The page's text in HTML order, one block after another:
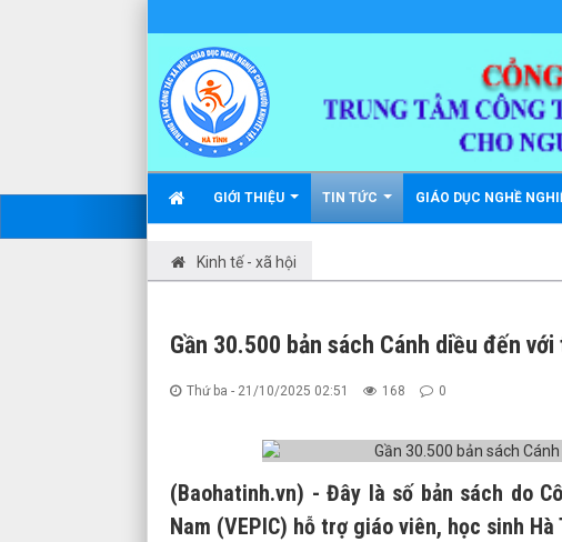
GIỚI THIỆU TIN TỨC GIÁO DỤC NGHỀ
Kinh tế - xã hội
Gần 30.500 bản sách Cánh diều đến
Thứ ba - 21/10/2025 02:51 168 0
(Baohatinh.vn) - Đây là số bản sách do
Nam (VEPIC) hỗ trợ giáo viên, học sinh